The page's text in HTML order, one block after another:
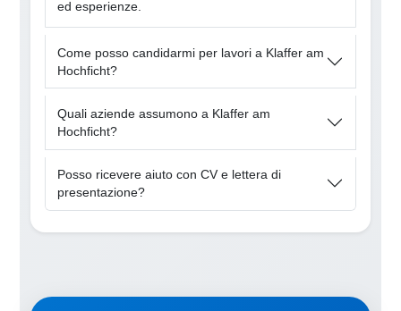
ed esperienze.
Come posso candidarmi per lavori a Klaffer am
Hochficht?
Quali aziende assumono a Klaffer am
Hochficht?
Posso ricevere aiuto con CV e lettera di
presentazione?